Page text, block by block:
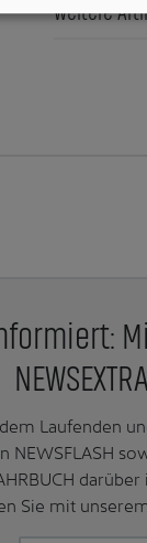
Weitere
Mit
Laufenden
NEWSFLASH
Sie mit